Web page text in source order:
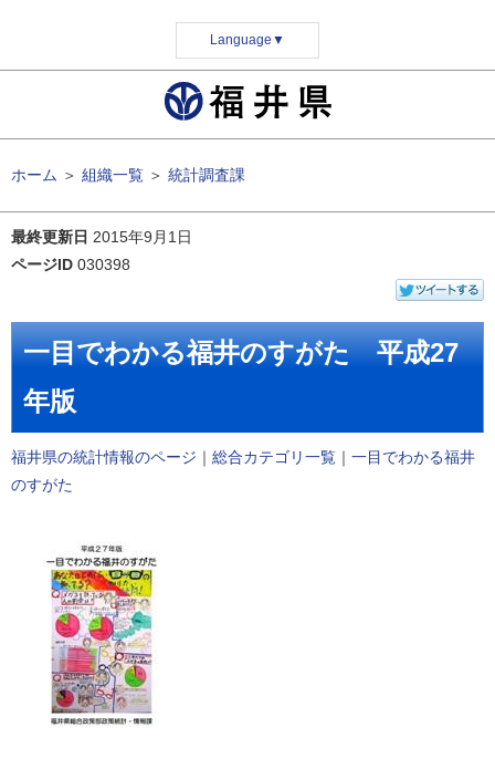
Language ▼
ホーム ＞ 組織一覧 ＞ 統計調査課
最終更新日 2015年9月1日
ページID 030398
一目でわかる福井のすがた 平成27
年版
福井県の統計情報のページ ｜ 総合カテゴリ一覧 ｜ 一目でわかる福井
のすがた